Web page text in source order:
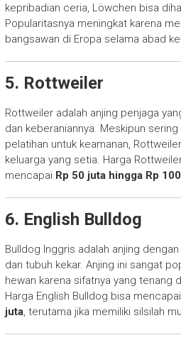
kepribadian ceria, Löwchen bisa
Popularitasnya meningkat karena
bangsawan di Eropa selama abad
5. Rottweiler
Rottweiler adalah anjing penjaga
dan keberaniannya. Meskipun
pelatihan untuk keamanan,
keluarga yang setia. Harga
mencapai Rp 50 juta hingga Rp
6. English Bulldog
Bulldog Inggris adalah anjing
dan tubuh kekar. Anjing ini sangat
hewan karena sifatnya yang tenang
Harga English Bulldog bisa mencapai
juta, terutama jika memiliki silsilah